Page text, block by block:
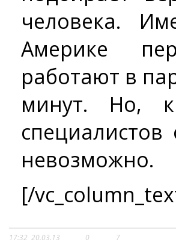
человека.
Америке
работают в
минут. Но, к
невозможно.
[/
17:32 20.03.13 0 7